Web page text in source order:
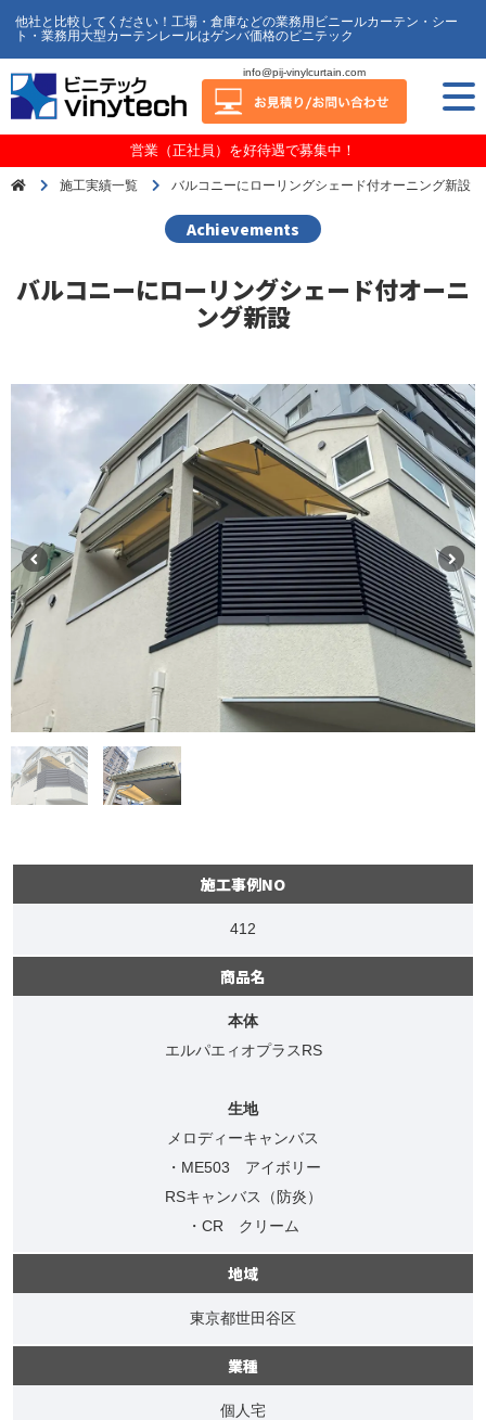
他社と比較してください！工場・倉庫などの業務用ビニールカーテン・シー
ト・業務用大型カーテンレールはゲンバ価格のビニテック
info@pij-vinylcurtain.com
営業（正社員）を好待遇で募集中！
施工実績一覧 バルコニーにローリングシェード付オーニング新設
Achievements
バルコニーにローリングシェード付オーニ
ング新設
施工事例NO
412
商品名
本体
エルパエィオプラスRS
生地
メロディーキャンバス
・ME503 アイボリー
RSキャンバス（防炎）
・CR クリーム
地域
東京都世田谷区
業種
個人宅